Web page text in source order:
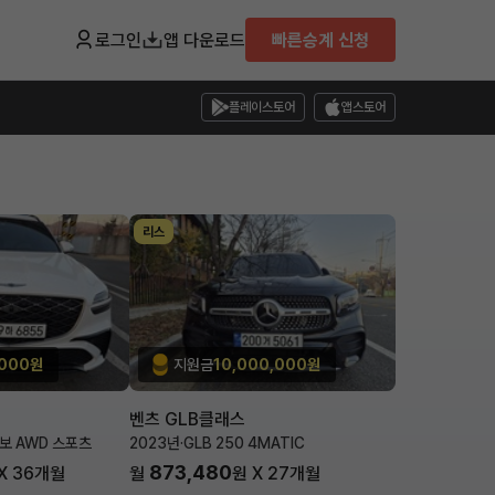
로그인 앱 다운로드 빠른승계 신청
플레이스토어 앱스토어
원
AWD 스포츠
36개월
리스
지원금10,000,000원
벤츠 GLB클래스
2023년·GLB 250 4MATIC
월 873,480원 X 27개월